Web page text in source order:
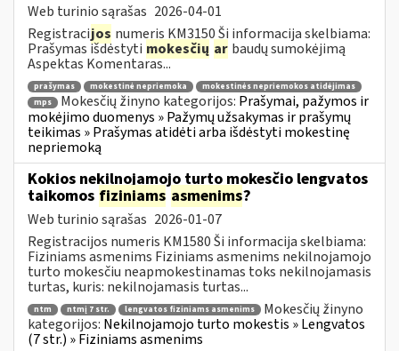
Web turinio sąrašas 2026-04-01
Registracijos numeris KM3150 Ši informacija skelbiama:
Prašymas išdėstyti mokesčių ar baudų sumokėjimą
Aspektas Komentaras...
prašymas mokestinė nepriemoka
mokestinės nepriemokos atidėjimas
mps
Mokesčių žinyno kategorijos: Prašymai, pažymos ir
mokėjimo duomenys » Pažymų užsakymas ir prašymų
teikimas » Prašymas atidėti arba išdėstyti mokestinę
nepriemoką
Kokios nekilnojamojo turto mokesčio lengvatos
taikomos fiziniams asmenims?
Web turinio sąrašas 2026-01-07
Registracijos numeris KM1580 Ši informacija skelbiama:
Fiziniams asmenims Fiziniams asmenims nekilnojamojo
turto mokesčiu neapmokestinamas toks nekilnojamasis
turtas, kuris: nekilnojamasis turtas...
ntm ntmį 7 str. lengvatos fiziniams asmenims
Mokesčių žinyno
kategorijos: Nekilnojamojo turto mokestis » Lengvatos
(7 str.) » Fiziniams asmenims